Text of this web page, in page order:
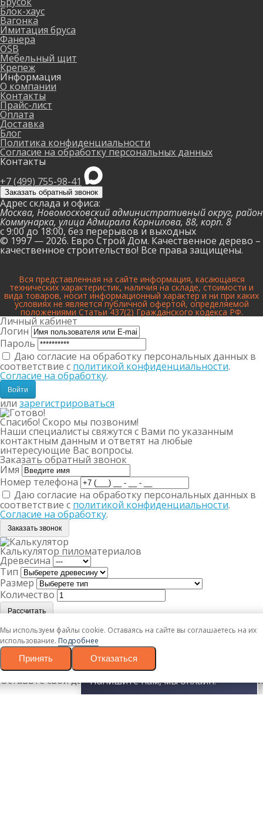
Напишите нам, мы онлайн!
Блок-хаус
Вагонка
Имитация бруса
Фанера
OSB
Мебельный щит
Крепеж
Информация
О компании
Контакты
Прайс-лист
Оплата
Доставка
Блог
Политика конфиденциальности
Согласие на обработку персональных данных
Контакты
+7 (499) 755-98-41
Заказать обратный звонок
Адрес склада и офиса:
Москва, Новомосковский административный округ, район
Коммунарка, улица Адмирала Корнилова, 88, корп. 8
с 9:00 до 18:00, без перерывов и выходных
© 1997 — 2026. Евро Строй Дом. Качественное дерево –
качественное строительство! Все права защищены.
Вся представленная на сайте информация, касающаяся
технических характеристик, наличия на складе, стоимости и
вида товаров, носит информационный характер и ни при каких
условиях не является публичной офертой, определяемой
положениями Статьи 437(2) Гражданского кодекса РФ.
Личный кабинет
Логин
Пароль
Даю согласие на обработку персональных данных в
соответствие с политикой конфиденциальности.
Согласие на обработку.
или зарегистрироваться
Спасибо! Скоро мы позвоним!
Наши специалисты свяжутся с Вами по указанным
контактным данным и ответят на любые
интересующие Вас вопросы.
Заказать обратный звонок
Имя
Номер телефона
Даю согласие на обработку персональных данных в
соответствие с политикой конфиденциальности.
Согласие на обработку.
Заказать звонок
Калькулятор пиломатериалов
Древесина
Тип
Размер
Количество
Рассчитать
Ваш товар успешно добавлен в корзину
Вернуться
Оформить заказ
Заказать в 1 клик
Оставьте свои данные и наш менеджер свяжется с Вами
в течении 10 минут.
Мы используем файлы cookie. Оставаясь на сайте вы соглашаетесь на их
использование. Подробнее
Принять
Отказаться